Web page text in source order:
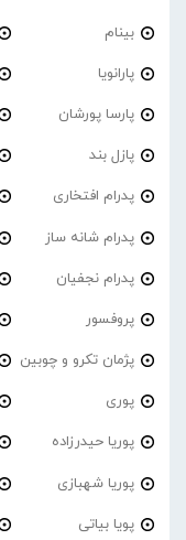
بینام
پارانویا
پارسا پورشان
پازل بند
پدرام افتخاری
پدرام شانه ساز
پدرام نجفیان
پروفسور
پژمان تکرو و چوبین
پوری
پوریا حیدرزاده
پوریا شهبازی
پویا بیاتی